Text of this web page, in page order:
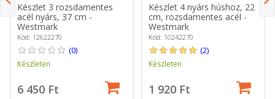
Készlet 3 rozsdamentes
acél nyárs, 37 cm -
Westmark
Kód: 12622270
(0)
Készleten
6 450 Ft
Készlet 4 nyárs húshoz, 22
cm, rozsdamentes acél -
Westmark
Kód: 10242270
(2)
Készleten
1 920 Ft